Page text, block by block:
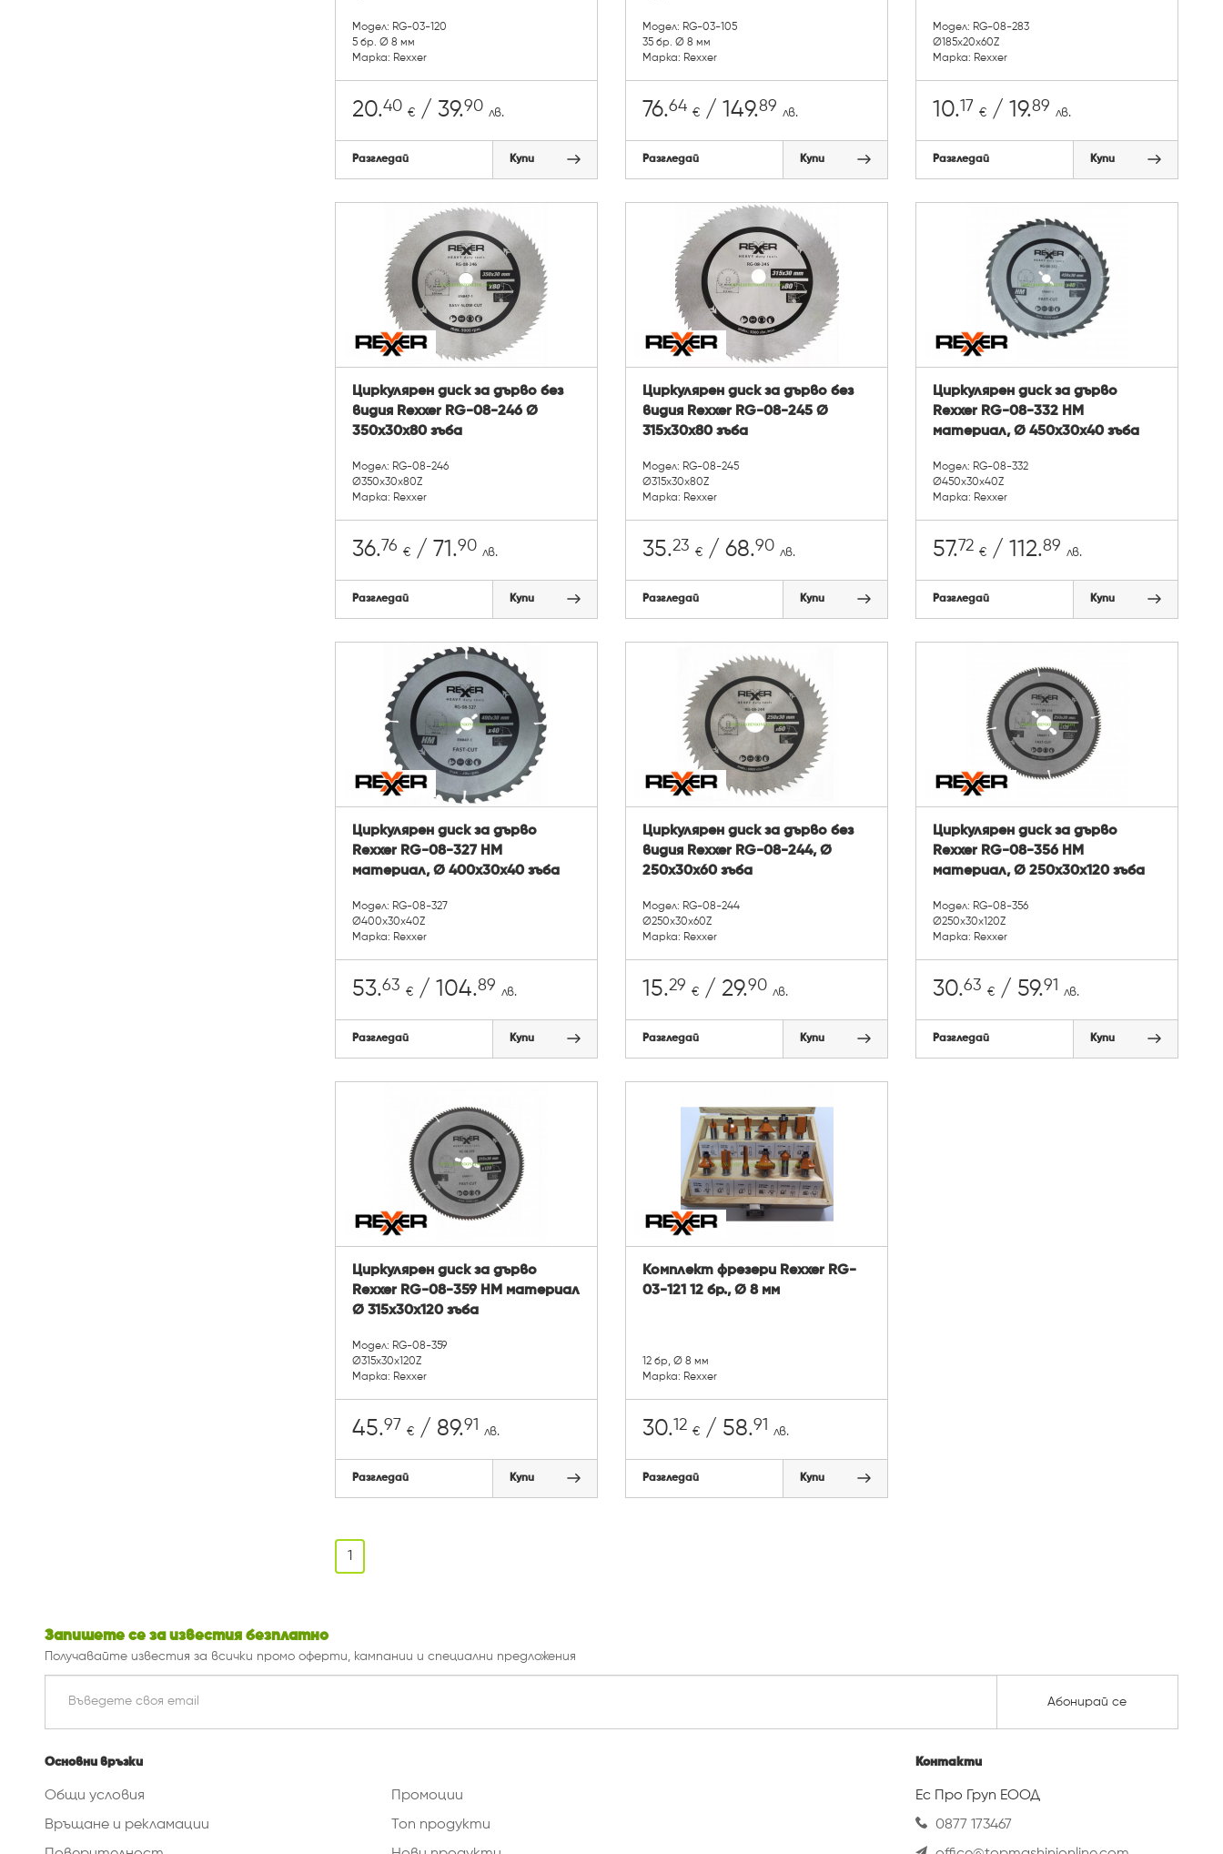
Модел: RG-03-120
5 бр. Ø 8 мм
Марка: Rexxer
20.40 €/ 39.90 лв.
Разгледай Купи
Модел: RG-03-105
35 бр. Ø 8 мм
Марка: Rexxer
76.64 €/ 149.89 лв.
Разгледай Купи
Модел: RG-08-283
Ø185x20x60Z
Марка: Rexxer
10.17 € / 19.89 лв.
Разгледай Купи
Циркулярен диск за дърво без
видия Rexxer RG-08-246 Ø
350x30x80 зъба
Модел: RG-08-246
Ø350x30x80Z
Марка: Rexxer
36.76 €/ 71.90 лв.
Разгледай Купи
Циркулярен диск за дърво без
видия Rexxer RG-08-245 Ø
315x30x80 зъба
Модел: RG-08-245
Ø315x30x80Z
Марка: Rexxer
35.23 €/ 68.90 лв.
Разгледай Купи
Циркулярен диск за дърво
Rexxer RG-08-332 HM
материал, Ø 450x30x40 зъба
Модел: RG-08-332
Ø450x30x40Z
Марка: Rexxer
57.72 € / 112.89 лв.
Разгледай Купи
Циркулярен диск за дърво
Rexxer RG-08-327 HM
материал, Ø 400x30x40 зъба
Модел: RG-08-327
Ø400x30x40Z
Марка: Rexxer
53.63 €/ 104.89 лв.
Разгледай Купи
Циркулярен диск за дърво без
видия Rexxer RG-08-244, Ø
250x30x60 зъба
Модел: RG-08-244
Ø250x30x60Z
Марка: Rexxer
15.29 €/ 29.90 лв.
Разгледай Купи
Циркулярен диск за дърво
Rexxer RG-08-356 HM
материал, Ø 250x30x120 зъба
Модел: RG-08-356
Ø250x30x120Z
Марка: Rexxer
30.63 € / 59.91 лв.
Разгледай Купи
Циркулярен диск за дърво
Rexxer RG-08-359 HM материал
Ø 315x30x120 зъба
Модел: RG-08-359
Ø315x30x120Z
Марка: Rexxer
45.97 €/ 89.91 лв.
Разгледай Купи
Комплект фрезери Rexxer RG-
03-121 12 бр., Ø 8 мм
12 бр, Ø 8 мм
Марка: Rexxer
30.12 €/ 58.91 лв.
Разгледай Купи
1
Запишете се за известия безплатно
Получавайте известия за всички промо оферти, кампании и специални предложения
Абонирай се
Основни връзки
Общи условия
Връщане и рекламации
Промоции
Топ продукти
Контакти
Ес Про Груп ЕООД
0877 173467